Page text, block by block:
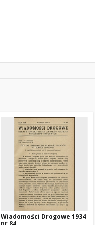
Wiadomości Drogowe 1934